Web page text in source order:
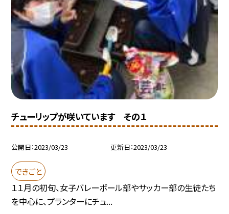
チューリップが咲いています その１
公開日 2023/03/23 更新日 2023/03/23
できごと
１１月の初旬、女子バレーボール部やサッカー部の生徒たち
を中心に、プランターにチュ...